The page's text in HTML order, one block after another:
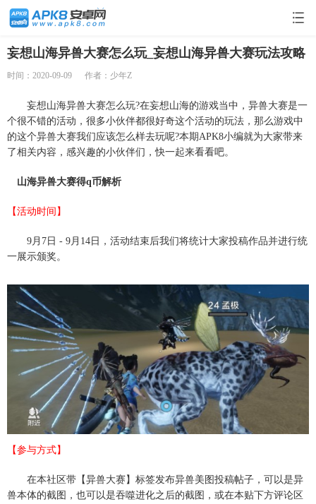
妄想山海异兽大赛怎么玩_妄想山海异兽大赛玩法攻略
时间：2020-09-09 作者：少年Z
妄想山海异兽大赛怎么玩?在妄想山海的游戏当中，异兽大赛是一
个很不错的活动，很多小伙伴都很好奇这个活动的玩法，那么游戏中
的这个异兽大赛我们应该怎么样去玩呢?本期APK8小编就为大家带来
了相关内容，感兴趣的小伙伴们，快一起来看看吧。
山海异兽大赛得q币解析
【活动时间】
9月7日 - 9月14日，活动结束后我们将统计大家投稿作品并进行统
一展示颁奖。
【参与方式】
在本社区带【异兽大赛】标签发布异兽美图投稿帖子，可以是异
兽本体的截图，也可以是吞噬进化之后的截图，或在本贴下方评论区